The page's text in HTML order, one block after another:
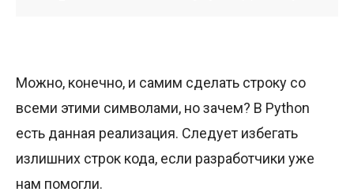
Можно, конечно, и самим сделать строку со
всеми этими символами, но зачем? В Python
есть данная реализация. Следует избегать
излишних строк кода, если разработчики уже
нам помогли.